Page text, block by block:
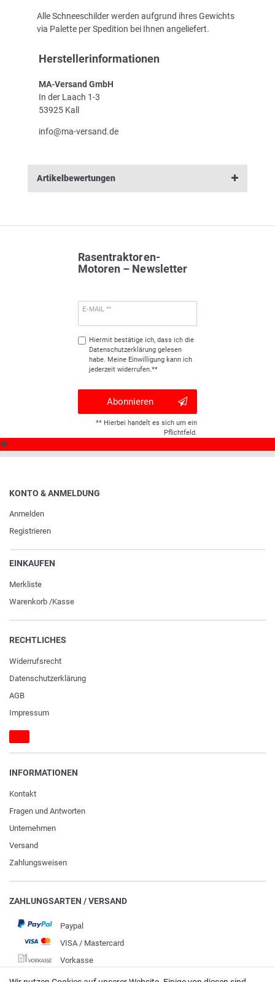
Alle Schneeschilder werden aufgrund ihres Gewichts
via Palette per Spedition bei Ihnen angeliefert.
Herstellerinformationen
MA-Versand GmbH
In der Laach 1-3
53925 Kall
info@ma-versand.de
Artikelbewertungen
Rasentraktoren-
Motoren – Newsletter
E-MAIL **
Hiermit bestätige ich, dass ich die
Daten­schutz­erklärunggelesen
habe. Meine Einwilligung kann ich
jederzeit widerrufen.**
Abonnieren
** Hierbei handelt es sich um ein
Pflichtfeld.
KONTO & ANMELDUNG
Anmelden
Registrieren
EINKAUFEN
Merkliste
Warenkorb /Kasse
RECHTLICHES
Widerrufs­recht
Daten­schutz­erklärung
AGB
Impressum
INFORMATIONEN
Kontakt
Fragen und Antworten
Unternehmen
Versand
Zahlungsweisen
ZAHLUNGSARTEN / VERSAND
Paypal
VISA / Mastercard
Vorkasse
DHL